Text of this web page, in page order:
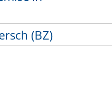
(BZ)